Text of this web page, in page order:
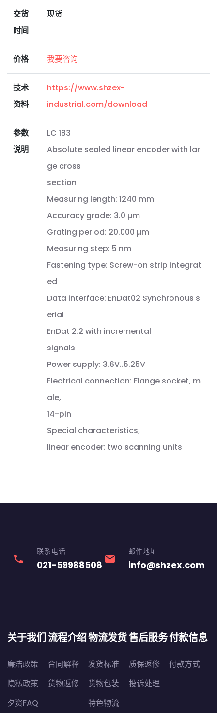
交货
时间
现货
价格 我要咨询
技术
资料
https://www.shzex-
industrial.com/download
参数
说明
LC 183
Absolute sealed linear encoder with lar
ge cross
section
Measuring length: 1240 mm
Accuracy grade: 3.0 µm
Grating period: 20.000 µm
Measuring step: 5 nm
Fastening type: Screw-on strip integrat
ed
Data interface: EnDat02 Synchronous s
erial
EnDat 2.2 with incremental
signals
Power supply: 3.6V..5.25V
Electrical connection: Flange socket, m
ale,
14-pin
Special characteristics,
linear encoder: two scanning units
phone
联系电话
021-59988508 email
邮件地址
info@shzex.com
关于我们
廉洁政策
隐私政策
夕资FAQ
流程介绍
合同解释
货物返修
物流发货
发货标准
货物包装
特色物流
售后服务
质保返修
投诉处理
付款信息
付款方式